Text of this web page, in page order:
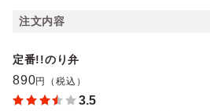
注文内容
定番!!のり弁
890円（税込）
3.5